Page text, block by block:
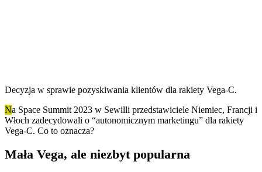
Decyzja w sprawie pozyskiwania klientów dla rakiety Vega-C.
Na Space Summit 2023 w Sewilli przedstawiciele Niemiec, Francji i
Włoch zadecydowali o “autonomicznym marketingu” dla rakiety
Vega-C. Co to oznacza?
Mała Vega, ale niezbyt popularna